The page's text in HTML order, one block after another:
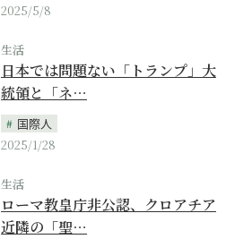
2025/5/8
生活
日本では問題ない「トランプ」大
統領と「ネ…
国際人
2025/1/28
生活
ローマ教皇庁非公認、クロアチア
近隣の「聖…